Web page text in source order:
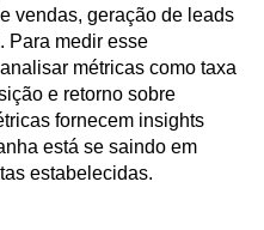
vendas, geração de leads
Para medir esse
métricas como taxa
e retorno sobre
fornecem insights
está se saindo em
estabelecidas.